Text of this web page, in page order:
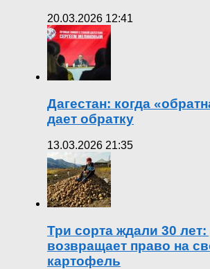
20.03.2026 12:41
Дагестан: когда
дает обратку
13.03.2026 21:35
Три сорта ждали 30 лет:
возвращает право на
картофель